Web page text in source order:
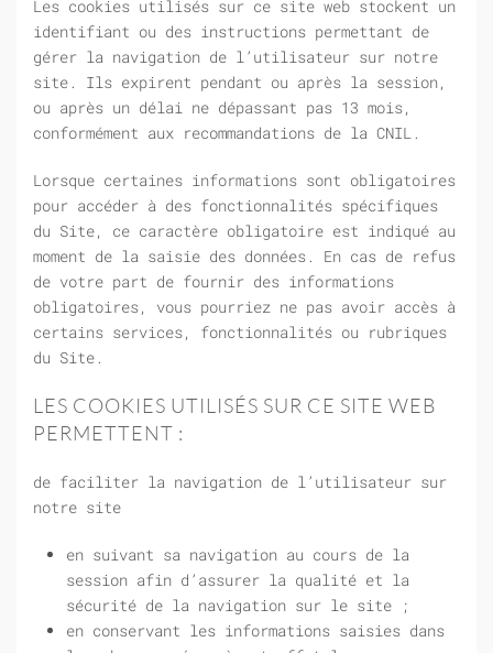
Les cookies utilisés sur ce site web stockent un
identifiant ou des instructions permettant de
gérer la navigation de l’utilisateur sur notre
site. Ils expirent pendant ou après la session,
ou après un délai ne dépassant pas 13 mois,
conformément aux recommandations de la CNIL.
Lorsque certaines informations sont obligatoires
pour accéder à des fonctionnalités spécifiques
du Site, ce caractère obligatoire est indiqué au
moment de la saisie des données. En cas de refus
de votre part de fournir des informations
obligatoires, vous pourriez ne pas avoir accès à
certains services, fonctionnalités ou rubriques
du Site.
LES COOKIES UTILISÉS SUR CE SITE WEB
PERMETTENT :
de faciliter la navigation de l’utilisateur sur
notre site
en suivant sa navigation au cours de la
session afin d’assurer la qualité et la
sécurité de la navigation sur le site ;
en conservant les informations saisies dans